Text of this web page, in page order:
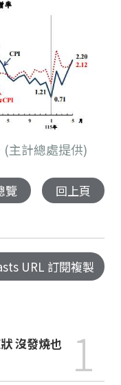
(主計總處提供)
覽 回上頁
URL 訂閱複製
1